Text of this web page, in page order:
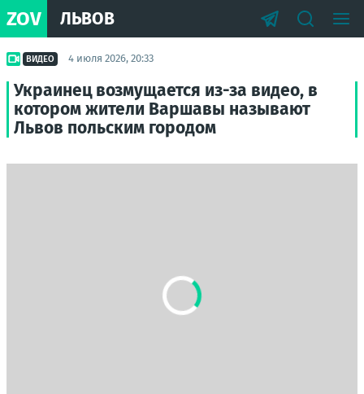
ZOV ЛЬВОВ
ВИДЕО 4 июля 2026, 20:33
Украинец возмущается из-за видео, в
котором жители Варшавы называют
Львов польским городом